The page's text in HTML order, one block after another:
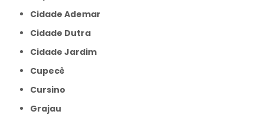
Cidade Ademar
Cidade Dutra
Cidade Jardim
Cupecê
Cursino
Grajau